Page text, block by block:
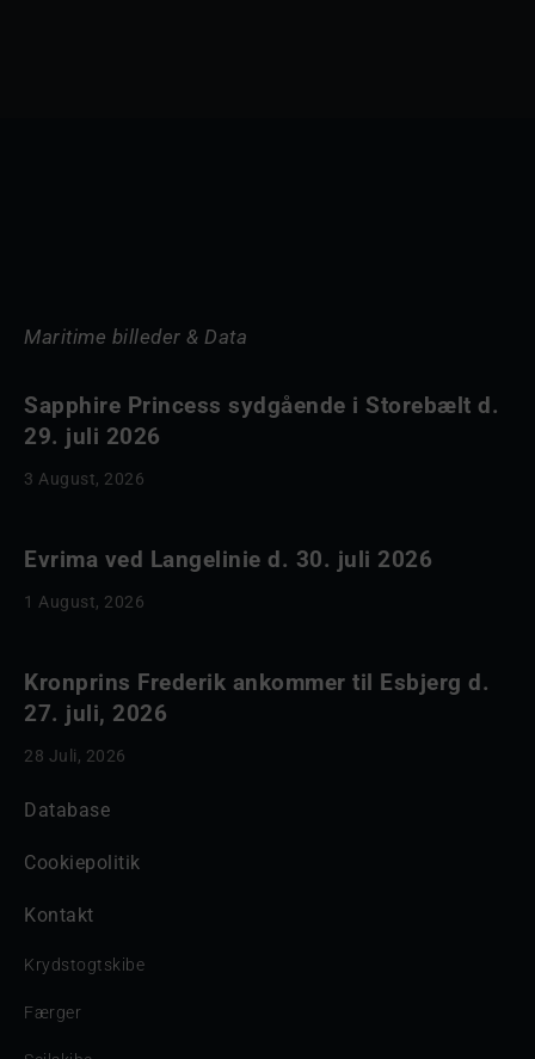
Maritime billeder & Data
Sapphire Princess sydgående i Storebælt d.
29. juli 2026
3 August, 2026
Evrima ved Langelinie d. 30. juli 2026
1 August, 2026
Kronprins Frederik ankommer til Esbjerg d.
27. juli, 2026
28 Juli, 2026
Database
Cookiepolitik
Kontakt
Krydstogtskibe
Færger